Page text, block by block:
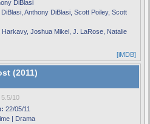
DiBlasi
Anthony DiBlasi, Scott Poiley, Scott
Harkavy, Joshua Mikel, J. LaRose, Natalie
[iMDB]
(2011)
5.5/10
22/05/11
| Drama